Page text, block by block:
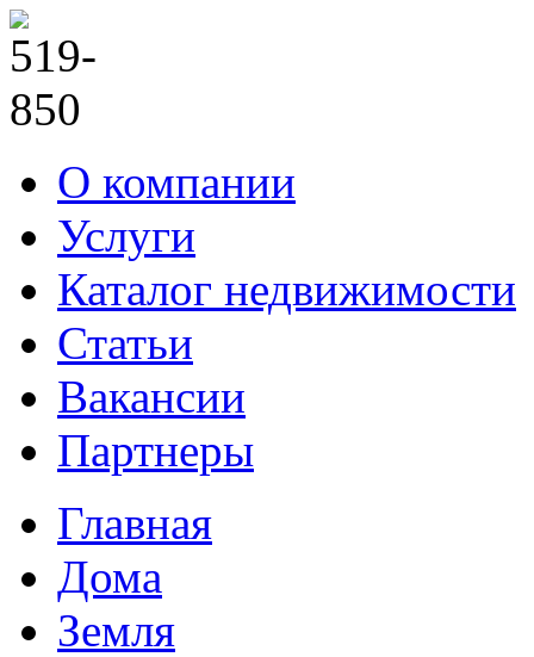
О компании
Услуги
Каталог недвижимости
Статьи
Вакансии
Партнеры
Главная
Дома
Земля